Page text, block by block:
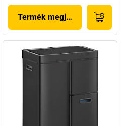
Termék megjelenítése